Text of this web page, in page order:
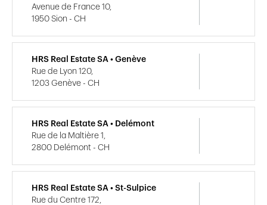
Avenue de France 10,
1950 Sion - CH
HRS Real Estate SA • Genève
Rue de Lyon 120,
1203 Genève - CH
HRS Real Estate SA • Delémont
Rue de la Maltière 1,
2800 Delémont - CH
HRS Real Estate SA • St-Sulpice
Rue du Centre 172,